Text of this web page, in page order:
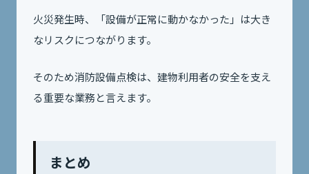
火災発生時、「設備が正常に動かなかった」は大き
なリスクにつながります。
そのため消防設備点検は、建物利用者の安全を支え
る重要な業務と言えます。
まとめ